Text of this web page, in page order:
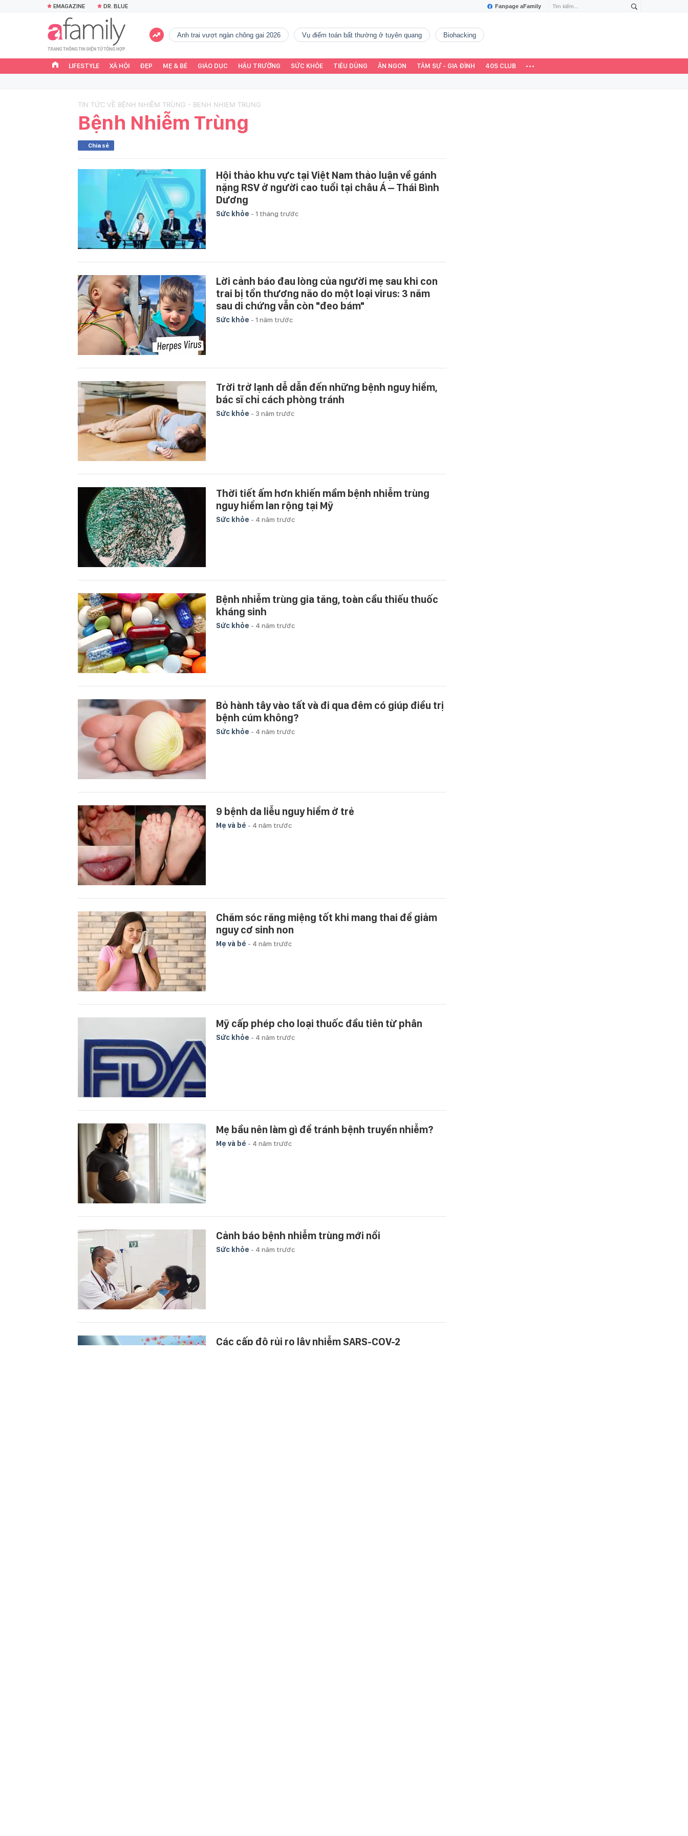
Fanpage aFamily
EMAGAZINE DR. BLUE
Anh trai vượt ngàn chông gai 2026 vụ điểm toán bất thường ở tuyên quang Biohacking
LIFESTYLE XÃ HỘI ĐẸP MẸ & BÉ GIÁO DỤC HẬU TRƯỜNG SỨC KHỎE TIÊU DÙNG ĂN NGON TÂM SỰ - GIA ĐÌNH 40S CLUB
TIN TỨC VỀ BỆNH NHIỄM TRÙNG - BENH NHIEM TRUNG
Bệnh Nhiễm Trùng
Chia sẻ
Hội thảo khu vực tại Việt Nam thảo luận về gánh
nặng RSV ở người cao tuổi tại châu Á – Thái Bình
Dương
Sức khỏe - 1 tháng trước
Lời cảnh báo đau lòng của người mẹ sau khi con
trai bị tổn thương não do một loại virus: 3 năm
sau di chứng vẫn còn "đeo bám"
Sức khỏe - 1 năm trước
Trời trở lạnh dễ dẫn đến những bệnh nguy hiểm,
bác sĩ chỉ cách phòng tránh
Sức khỏe - 3 năm trước
Thời tiết ấm hơn khiến mầm bệnh nhiễm trùng
nguy hiểm lan rộng tại Mỹ
Sức khỏe - 4 năm trước
Bệnh nhiễm trùng gia tăng, toàn cầu thiếu thuốc
kháng sinh
Sức khỏe - 4 năm trước
Bỏ hành tây vào tất và đi qua đêm có giúp điều trị
bệnh cúm không?
Sức khỏe - 4 năm trước
9 bệnh da liễu nguy hiểm ở trẻ
Mẹ và bé - 4 năm trước
Chăm sóc răng miệng tốt khi mang thai để giảm
nguy cơ sinh non
Mẹ và bé - 4 năm trước
Mỹ cấp phép cho loại thuốc đầu tiên từ phân
Sức khỏe - 4 năm trước
Mẹ bầu nên làm gì để tránh bệnh truyền nhiễm?
Mẹ và bé - 4 năm trước
Cảnh báo bệnh nhiễm trùng mới nổi
Sức khỏe - 4 năm trước
Các cấp độ rủi ro lây nhiễm SARS-COV-2